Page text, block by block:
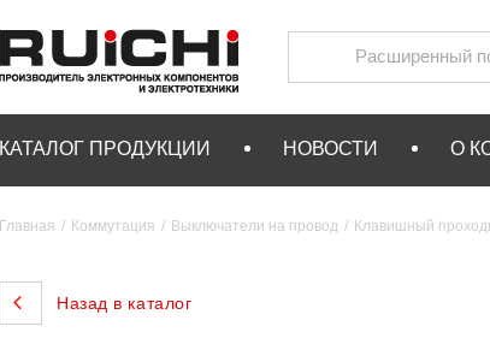
КАТАЛОГ ПРОДУКЦИИ НОВОСТИ О
Главная Коммутация Выключатели на провод Клавишный
Назад в каталог